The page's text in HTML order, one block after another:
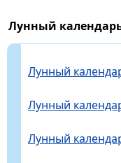
Лунный
Лунный
Лунный
Лунный